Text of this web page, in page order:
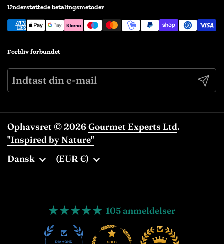
Understøttede betalingsmetoder
Forbliv forbundet
Ophavsret © 2026Gourmet Experts Ltd.
"Inspired by Nature"
Sprog
Dansk Land/område
(EUR €)
105 anmeldelser